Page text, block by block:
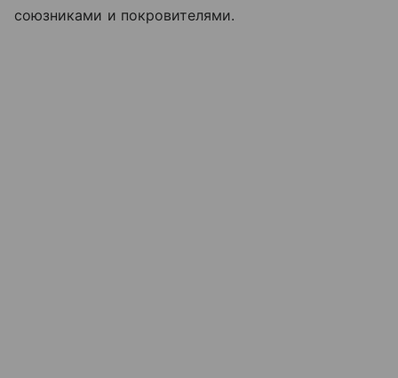
союзниками и покровителями.